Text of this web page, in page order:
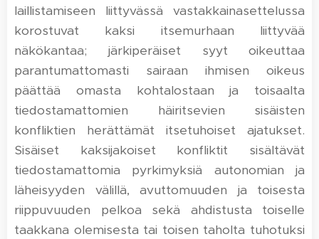
laillistamiseen liittyvässä vastakkainasettelussa
korostuvat kaksi itsemurhaan liittyvää
näkökantaa; järkiperäiset syyt oikeuttaa
parantumattomasti sairaan ihmisen oikeus
päättää omasta kohtalostaan ja toisaalta
tiedostamattomien häiritsevien sisäisten
konfliktien herättämät itsetuhoiset ajatukset.
Sisäiset kaksijakoiset konfliktit sisältävät
tiedostamattomia pyrkimyksiä autonomian ja
läheisyyden välillä, avuttomuuden ja toisesta
riippuvuuden pelkoa sekä ahdistusta toiselle
taakkana olemisesta tai toisen taholta tuhotuksi